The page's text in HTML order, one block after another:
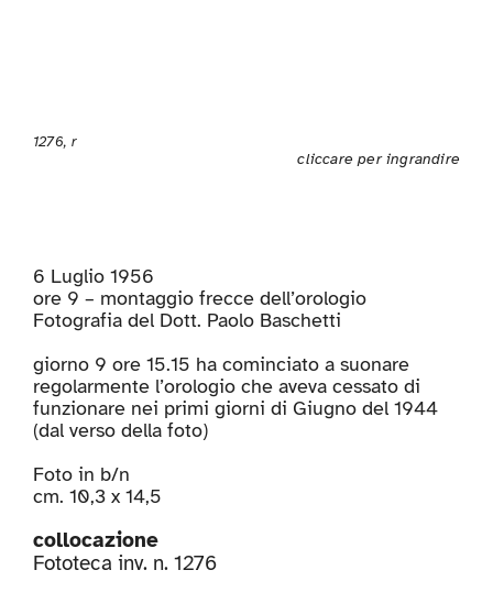
1276, r
cliccare per ingrandire
6 Luglio 1956
ore 9 – montaggio frecce dell’orologio
Fotografia del Dott. Paolo Baschetti
giorno 9 ore 15.15 ha cominciato a suonare
regolarmente l’orologio che aveva cessato di
funzionare nei primi giorni di Giugno del 1944
(dal verso della foto)
Foto in b/n
cm. 10,3 x 14,5
collocazione
Fototeca inv. n. 1276